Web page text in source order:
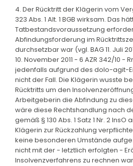
4. Der Rücktritt der Klägerin vom
323 Abs. 1 Alt. 1 BGB wirksam. Das
Tatbestandsvoraussetzung
Abfindungsforderung im
durchsetzbar war (vgl. BAG 11. Juli
10. November 2011 - 6 AZR 342/10 -
jedenfalls aufgrund des dolo-agit-
nicht der Fall. Die Klägerin wusste
Rücktritts um den
Arbeitgeberin die Abfindung zu
wäre diese Rechtshandlung nach
gemäß § 130 Abs. 1 Satz 1 Nr. 2
Klägerin zur Rückzahlung
keine besonderen Umstände
nicht mit der - letztlich erfolgten -
Insolvenzverfahrens zu rechnen